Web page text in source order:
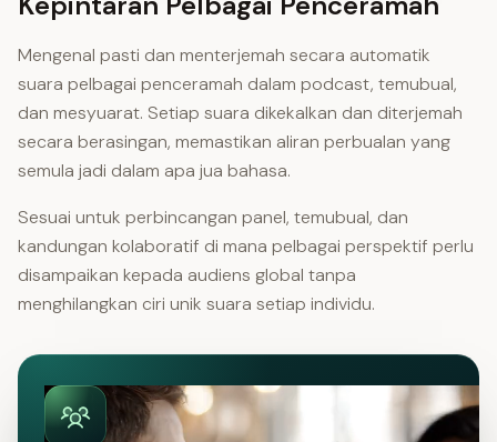
Mengenal pasti dan menterjemah secara automatik
suara pelbagai penceramah dalam podcast, temubual,
dan mesyuarat. Setiap suara dikekalkan dan diterjemah
secara berasingan, memastikan aliran perbualan yang
semula jadi dalam apa jua bahasa.
Sesuai untuk perbincangan panel, temubual, dan
kandungan kolaboratif di mana pelbagai perspektif perlu
disampaikan kepada audiens global tanpa
menghilangkan ciri unik suara setiap individu.